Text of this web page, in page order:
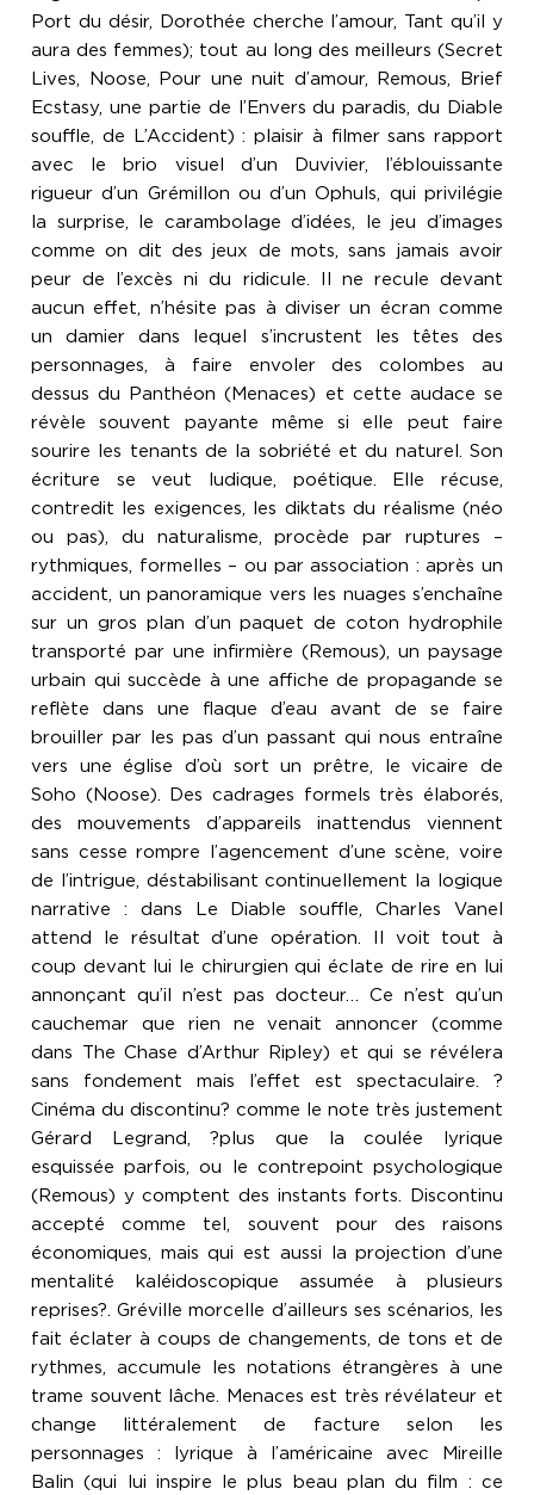
Port du désir, Dorothée cherche l’amour, Tant qu’il y
aura des femmes); tout au long des meilleurs (Secret
Lives, Noose, Pour une nuit d’amour, Remous, Brief
Ecstasy, une partie de l’Envers du paradis, du Diable
souffle, de L’Accident) : plaisir à filmer sans rapport
avec le brio visuel d’un Duvivier, l’éblouissante
rigueur d’un Grémillon ou d’un Ophuls, qui privilégie
la surprise, le carambolage d’idées, le jeu d’images
comme on dit des jeux de mots, sans jamais avoir
peur de l’excès ni du ridicule. Il ne recule devant
aucun effet, n’hésite pas à diviser un écran comme
un damier dans lequel s’incrustent les têtes des
personnages, à faire envoler des colombes au
dessus du Panthéon (Menaces) et cette audace se
révèle souvent payante même si elle peut faire
sourire les tenants de la sobriété et du naturel. Son
écriture se veut ludique, poétique. Elle récuse,
contredit les exigences, les diktats du réalisme (néo
ou pas), du naturalisme, procède par ruptures –
rythmiques, formelles – ou par association : après un
accident, un panoramique vers les nuages s’enchaîne
sur un gros plan d’un paquet de coton hydrophile
transporté par une infirmière (Remous), un paysage
urbain qui succède à une affiche de propagande se
reflète dans une flaque d’eau avant de se faire
brouiller par les pas d’un passant qui nous entraîne
vers une église d’où sort un prêtre, le vicaire de
Soho (Noose). Des cadrages formels très élaborés,
des mouvements d’appareils inattendus viennent
sans cesse rompre l’agencement d’une scène, voire
de l’intrigue, déstabilisant continuellement la logique
narrative : dans Le Diable souffle, Charles Vanel
attend le résultat d’une opération. Il voit tout à
coup devant lui le chirurgien qui éclate de rire en lui
annonçant qu’il n’est pas docteur… Ce n’est qu’un
cauchemar que rien ne venait annoncer (comme
dans The Chase d’Arthur Ripley) et qui se révélera
sans fondement mais l’effet est spectaculaire. ?
Cinéma du discontinu? comme le note très justement
Gérard Legrand, ?plus que la coulée lyrique
esquissée parfois, ou le contrepoint psychologique
(Remous) y comptent des instants forts. Discontinu
accepté comme tel, souvent pour des raisons
économiques, mais qui est aussi la projection d’une
mentalité kaléidoscopique assumée à plusieurs
reprises?. Gréville morcelle d’ailleurs ses scénarios, les
fait éclater à coups de changements, de tons et de
rythmes, accumule les notations étrangères à une
trame souvent lâche. Menaces est très révélateur et
change littéralement de facture selon les
personnages : lyrique à l’américaine avec Mireille
Balin (qui lui inspire le plus beau plan du film : ce